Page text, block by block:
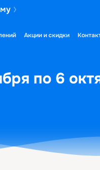
Акции и скидки
по 6